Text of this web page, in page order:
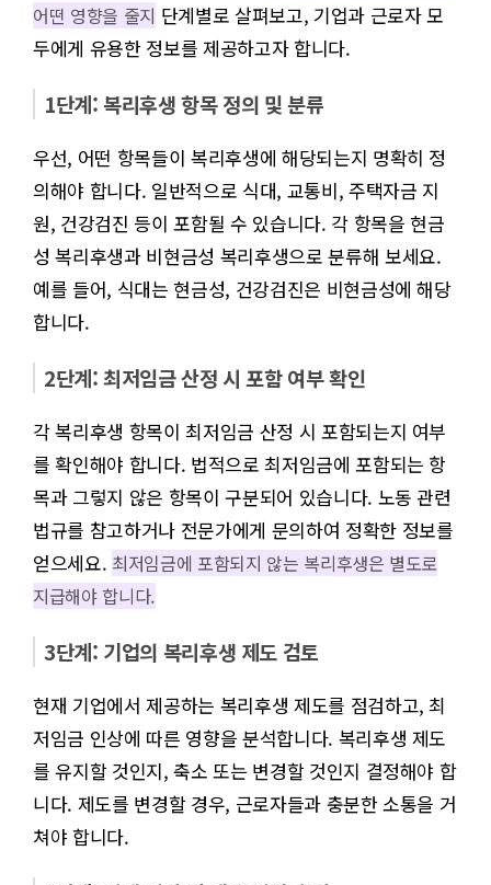
어떤 영향을 줄지 단계별로 살펴보고, 기업과 근로자 모
두에게 유용한 정보를 제공하고자 합니다.
1단계: 복리후생 항목 정의 및 분류
우선, 어떤 항목들이 복리후생에 해당되는지 명확히 정
의해야 합니다. 일반적으로 식대, 교통비, 주택자금 지
원, 건강검진 등이 포함될 수 있습니다. 각 항목을 현금
성 복리후생과 비현금성 복리후생으로 분류해 보세요.
예를 들어, 식대는 현금성, 건강검진은 비현금성에 해당
합니다.
2단계: 최저임금 산정 시 포함 여부 확인
각 복리후생 항목이 최저임금 산정 시 포함되는지 여부
를 확인해야 합니다. 법적으로 최저임금에 포함되는 항
목과 그렇지 않은 항목이 구분되어 있습니다. 노동 관련
법규를 참고하거나 전문가에게 문의하여 정확한 정보를
얻으세요. 최저임금에 포함되지 않는 복리후생은 별도로
지급해야 합니다.
3단계: 기업의 복리후생 제도 검토
현재 기업에서 제공하는 복리후생 제도를 점검하고, 최
저임금 인상에 따른 영향을 분석합니다. 복리후생 제도
를 유지할 것인지, 축소 또는 변경할 것인지 결정해야 합
니다. 제도를 변경할 경우, 근로자들과 충분한 소통을 거
쳐야 합니다.